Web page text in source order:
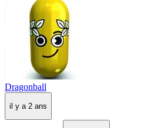
Dragonball
il y a 2 ans